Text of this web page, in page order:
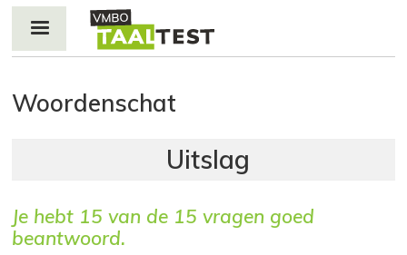
Woordenschat
Je hebt 15 van de 15 vragen goed
beantwoord.